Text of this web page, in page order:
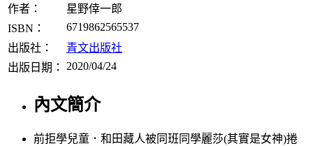
作者：
星野倖一郎
ISBN：
6719862565537
出版社：
青文出版社
出版日期：
2020/04/24
內文簡介
前拒學兒童．和田藏人被同班同學麗莎(其實是女神)捲